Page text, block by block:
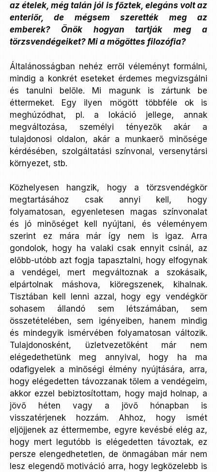
az ételek, még talán jól is főztek, elegáns volt az
enteriőr, de mégsem szerették meg az
emberek? Önök hogyan tartják meg a
törzsvendégeiket? Mi a mögöttes filozófia?
Általánosságban nehéz erről véleményt formálni,
mindig a konkrét eseteket érdemes megvizsgálni
és tanulni belőle. Mi magunk is zártunk be
éttermeket. Egy ilyen mögött többféle ok is
meghúzódhat, pl. a lokáció jellege, annak
megváltozása, személyi tényezők akár a
tulajdonosi oldalon, akár a munkaerő minősége
kérdésében, szolgáltatási színvonal, versenytársi
környezet, stb.
Közhelyesen hangzik, hogy a törzsvendégkör
megtartásához csak annyi kell, hogy
folyamatosan, egyenletesen magas színvonalat
és jó minőséget kell nyújtani, és véleményem
szerint ez mára már így nem is igaz. Arra
gondolok, hogy ha valaki csak ennyit csinál, az
előbb-utóbb azt fogja tapasztalni, hogy elfogynak
a vendégei, mert megváltoznak a szokásaik,
elpártolnak máshova, kiöregszenek, kihalnak.
Tisztában kell lenni azzal, hogy egy vendégkör
sohasem állandó sem létszámában, sem
összetételében, sem igényeiben, hanem mindig
és mindegyik ismérvében folyamatosan változik.
Tulajdonosként, üzletvezetőként már nem
elégedethetünk meg annyival, hogy ha ma
odafigyelek a minőségi élmény nyújtására, arra,
hogy elégedetten távozzanak tőlem a vendégeim,
akkor ezzel bebiztosítottam, hogy majd holnap, a
jövő héten vagy a jövő hónapban is
visszatérjenek hozzám. Ahhoz, hogy ismét
eljöjjenek az éttermembe, egyre kevésbé elég az,
hogy mert legutóbb is elégedetten távoztak, ez
persze elengedhetetlen, de önmagában már nem
lesz elegendő motiváció arra, hogy legközelebb is